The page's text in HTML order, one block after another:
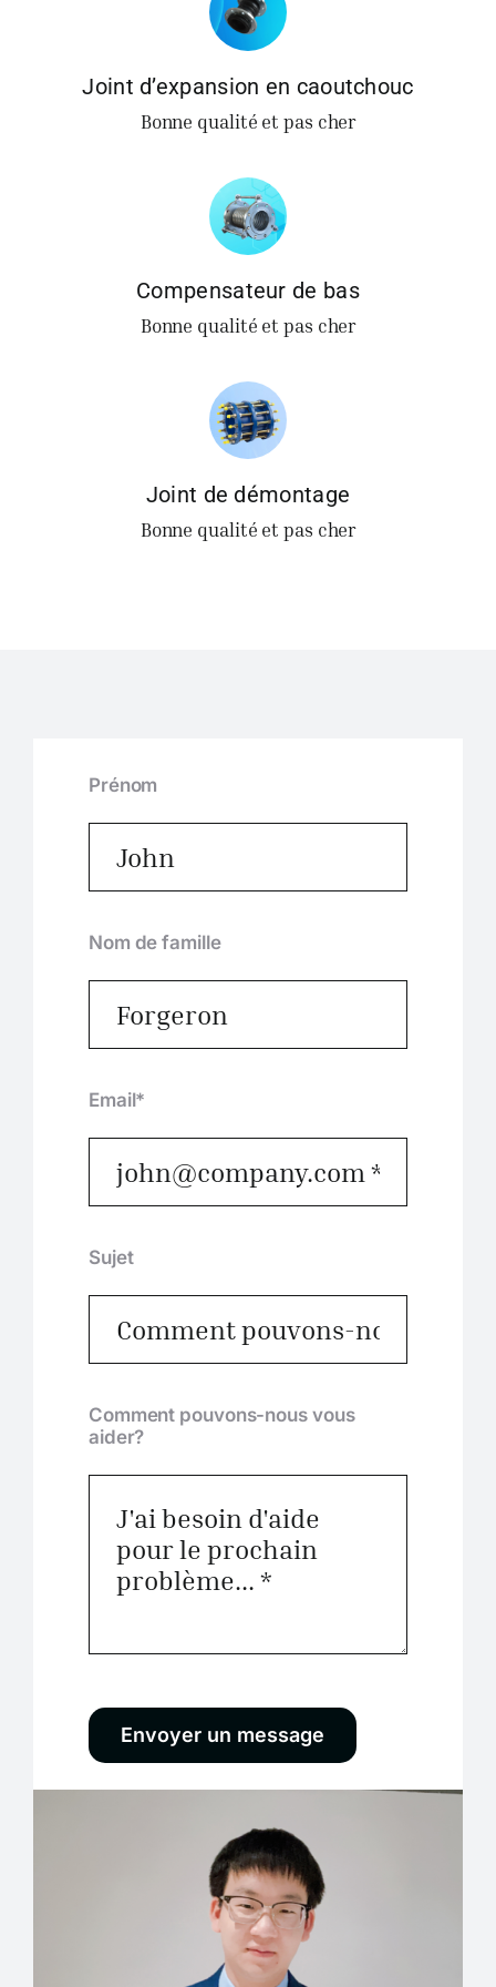
Joint d’expansion en caoutchouc
Bonne qualité et pas cher
Compensateur de bas
Bonne qualité et pas cher
Joint de démontage
Bonne qualité et pas cher
Prénom
Nom de famille
Email*
Sujet
Comment pouvons-nous vous
aider?
Envoyer un message